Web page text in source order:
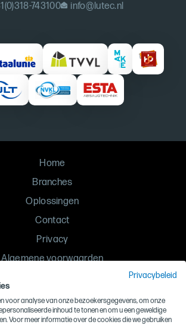
743100 info@lutec.nl
Home
Branches
Oplossingen
Contact
Privacy
Algemene voorwaarden
Gedragscode
Lutec Luchttechniek, 2026
Privacybeleid
voor analyse van onze bezoekersgegevens, om onze
inhoud te tonen en om u een geweldige
Voor meer informatie over de cookies die we gebruiken